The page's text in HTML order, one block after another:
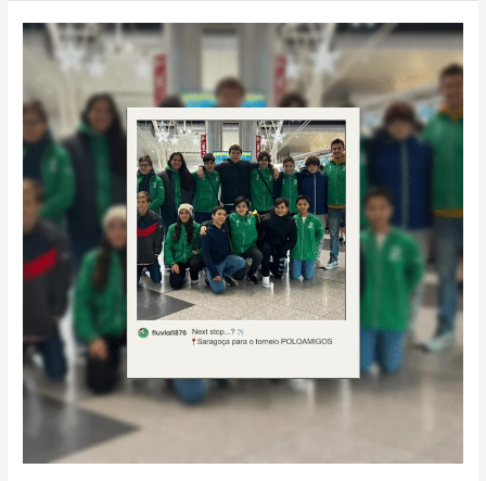
Polo
Aquático:
em
Saragoça
o
torneio
POLOAMIGOS